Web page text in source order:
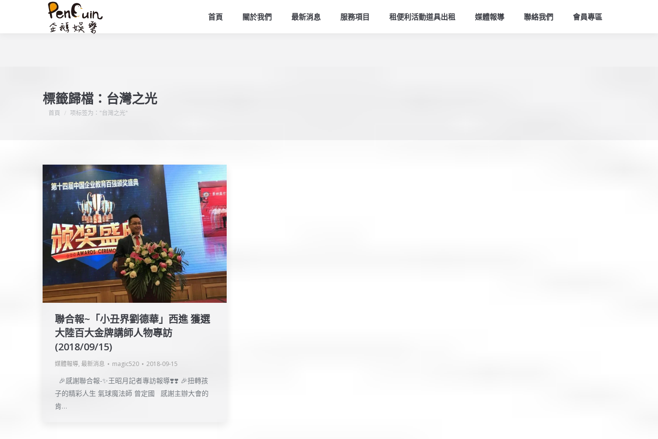
首頁 關於我們 最新消息 服務項目 租便利活動道具出租 媒體報導 聯絡我們 會員專區
標籤歸檔： 台灣之光
您在這裡：
首頁 项标签为："台灣之光"
聯合報~「小丑界劉德華」西進 獲選
大陸百大金牌講師人物專訪
(2018/09/15)
媒體報導, 最新消息 magic520 2018-09-15
🎉感謝聯合報-✨王昭月記者專訪報導❣️❣️ 🎉扭轉孩
子的精彩人生 氣球魔法師 曾定國 感謝主辦大會的
肯…